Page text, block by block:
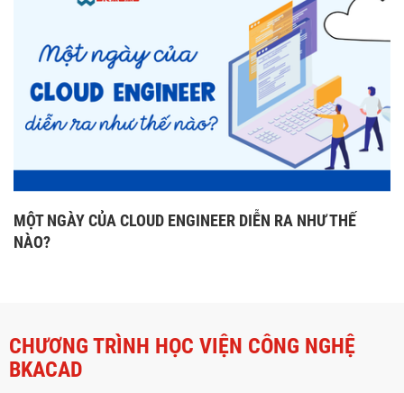
MỘT NGÀY CỦA CLOUD ENGINEER DIỄN RA NHƯ THẾ
NÀO?
CHƯƠNG TRÌNH HỌC VIỆN CÔNG NGHỆ
BKACAD